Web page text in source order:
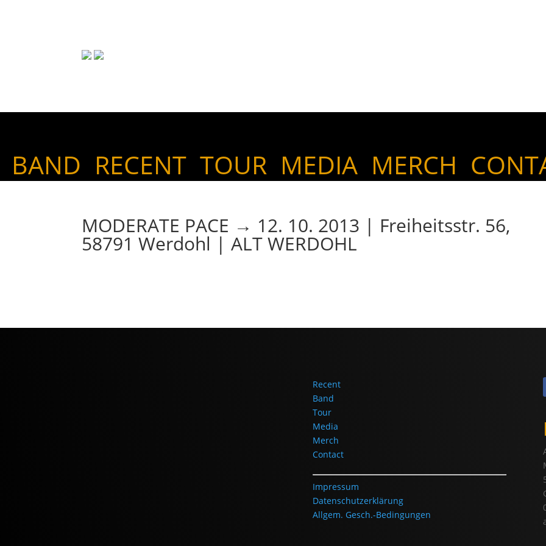
BAND RECENT TOUR MEDIA MERCH
MODERATE PACE → 12. 10. 2013 | Freiheitsstr. 56,
58791 Werdohl | ALT WERDOHL
Recent
Band
Tour
Media
Merch
Contact
Impressum
Datenschutzerklärung
Allgem. Gesch.-Bedingungen